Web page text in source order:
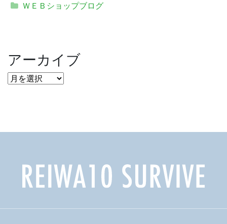
ＷＥＢショップブログ
アーカイブ
ア